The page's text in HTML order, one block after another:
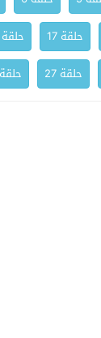
حلقة 17 حلقة
حلقة 27 حلقة